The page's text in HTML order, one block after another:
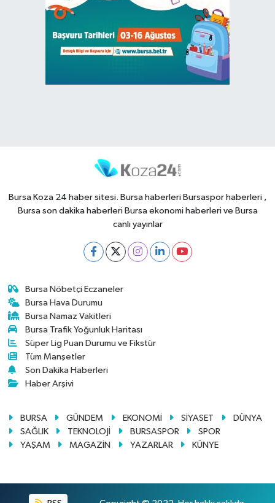
Bursa Koza 24 haber sitesi. Bursa haberleri Bursaspor haberleri ,
Bursa son dakika haberleri Bursa ekonomi haberleri ve Bursa
canlı yayınlar
Bursa Nöbetçi Eczaneler
Bursa Hava Durumu
Bursa Namaz Vakitleri
Bursa Trafik Yoğunluk Haritası
Süper Lig Puan Durumu ve Fikstür
Tüm Manşetler
Son Dakika Haberleri
Haber Arşivi
BURSA GÜNDEM EKONOMİ SİYASET
DÜNYA
SAĞLIK
TEKNOLOJİ BURSASPOR
SPOR
YAŞAM
MAGAZİN YAZARLAR KÜNYE